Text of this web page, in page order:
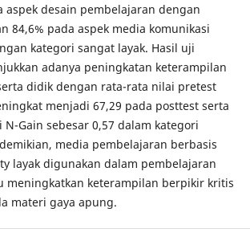
aspek desain pembelajaran dengan
84,6% pada aspek media komunikasi
kategori sangat layak. Hasil uji
adanya peningkatan keterampilan
didik dengan rata-rata nilai pretest
menjadi 67,29 pada posttest serta
Gain sebesar 0,57 dalam kategori
media pembelajaran berbasis
layak digunakan dalam pembelajaran
meningkatkan keterampilan berpikir kritis
materi gaya apung.